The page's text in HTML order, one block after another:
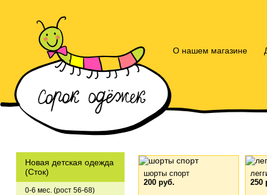
О нашем магазине
Новая детская одежда
(Сток)
0-6 мес. (рост 56-68)
шорты спорт
200 руб.
250